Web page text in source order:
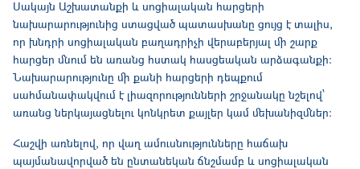
Սակայն Աշխատանքի և սոցիալական հարցերի
նախարարությունից ստացված պատասխանը ցույց է տալիս,
որ խնդրի սոցիալական բաղադրիչի վերաբերյալ մի շարք
հարցեր մնում են առանց հստակ հասցեական արձագանքի։
Նախարարությունը մի քանի հարցերի դեպքում
սահմանափակվում է լիազորությունների շրջանակը նշելով՝
առանց ներկայացնելու կոնկրետ քայլեր կամ մեխանիզմներ։
Հաշվի առնելով, որ վաղ ամուսնությունները հաճախ
պայմանավորված են ընտանեկան ճնշմամբ և սոցիալական